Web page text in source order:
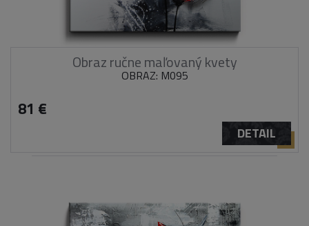
Obraz ručne maľovaný kvety
OBRAZ: M095
81 €
DETAIL